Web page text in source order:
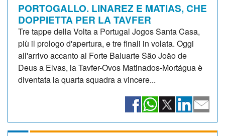
PORTOGALLO. LINAREZ E MATIAS, CHE
DOPPIETTA PER LA TAVFER
Tre tappe della Volta a Portugal Jogos Santa Casa,
più il prologo d'apertura, e tre finali in volata. Oggi
all'arrivo accanto al Forte Baluarte São João de
Deus a Elvas, la Tavfer-Ovos Matinados-Mortágua è
diventata la quarta squadra a vincere...